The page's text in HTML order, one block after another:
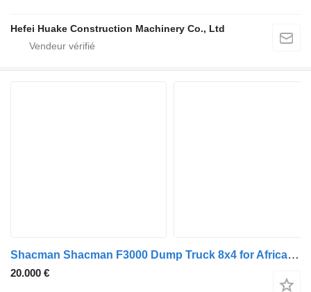
Hefei Huake Construction Machinery Co., Ltd
Shacman Shacman F3000 Dump Truck 8x4 for Africa Mining
20.000 €